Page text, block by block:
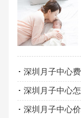
深圳月子中心
深圳月子中心
深圳月子中心